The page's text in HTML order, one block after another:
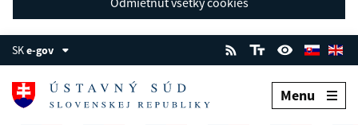
SKe-gov
Menu